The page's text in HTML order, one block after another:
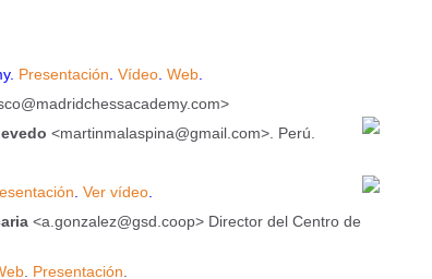
Presentación. Vídeo. Web.
<martinmalaspina@gmail.com>. Perú.
. Ver vídeo.
<a.gonzalez@gsd.coop> Director del Centro de
. Presentación.